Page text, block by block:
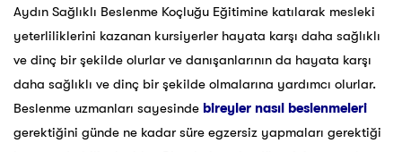
Aydın Sağlıklı Beslenme Koçluğu Eğitimine katılarak mesleki
yeterliliklerini kazanan kursiyerler hayata karşı daha sağlıklı
ve dinç bir şekilde olurlar ve danışanlarının da hayata karşı
daha sağlıklı ve dinç bir şekilde olmalarına yardımcı olurlar.
Beslenme uzmanları sayesinde bireyler nasıl beslenmeleri
gerektiğini günde ne kadar süre egzersiz yapmaları gerektiği